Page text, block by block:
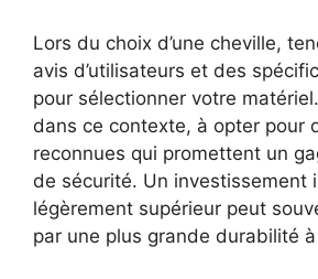
Lors du choix d’une cheville,
avis d’utilisateurs et des
pour sélectionner votre
dans ce contexte, à opter pour
reconnues qui promettent un
de sécurité. Un investissement
légèrement supérieur peut
par une plus grande durabilité